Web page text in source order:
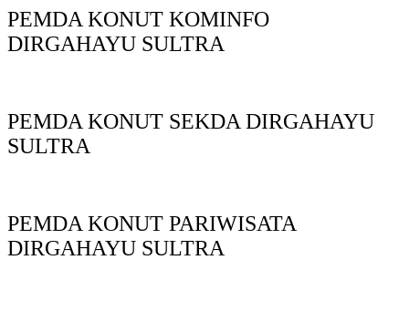
PEMDA KONUT KOMINFO
DIRGAHAYU SULTRA
PEMDA KONUT SEKDA DIRGAHAYU
SULTRA
PEMDA KONUT PARIWISATA
DIRGAHAYU SULTRA